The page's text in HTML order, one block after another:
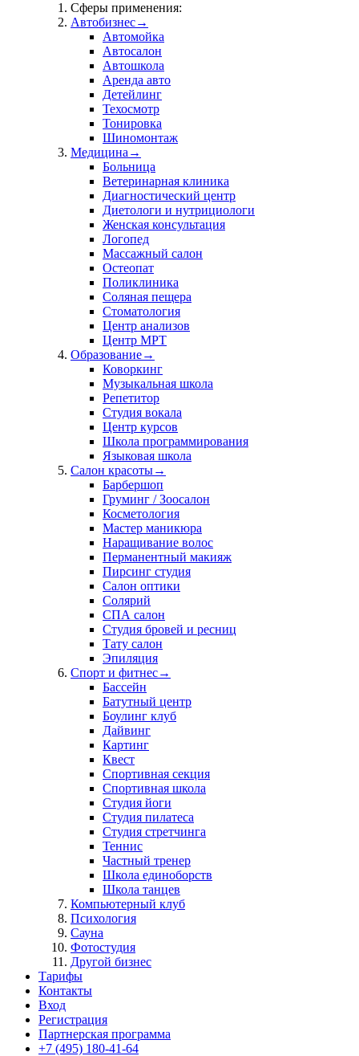
Сферы применения:
Автобизнес→
Автомойка
Автосалон
Автошкола
Аренда авто
Детейлинг
Техосмотр
Тонировка
Шиномонтаж
Медицина →
Больница
Ветеринарная клиника
Диагностический центр
Диетологи и нутрициологи
Женская консультация
Логопед
Массажный салон
Остеопат
Поликлиника
Соляная пещера
Стоматология
Центр анализов
Центр МРТ
Образование→
Коворкинг
Музыкальная школа
Репетитор
Студия вокала
Центр курсов
Школа программирования
Языковая школа
Салон красоты→
Барбершоп
Груминг / Зоосалон
Косметология
Мастер маникюра
Наращивание волос
Перманентный макияж
Пирсинг студия
Салон оптики
Солярий
СПА салон
Студия бровей и ресниц
Тату салон
Эпиляция
Спорт и фитнес→
Бассейн
Батутный центр
Боулинг клуб
Дайвинг
Картинг
Квест
Спортивная секция
Спортивная школа
Студия йоги
Студия пилатеса
Студия стретчинга
Теннис
Частный тренер
Школа единоборств
Школа танцев
Компьютерный клуб
Психология
Сауна
Фотостудия
Другой бизнес
Тарифы
Контакты
Вход
Регистрация
Партнерская программа
+7 (495) 180-41-64